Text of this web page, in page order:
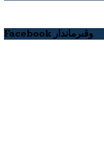
Facebook وقىرماندار